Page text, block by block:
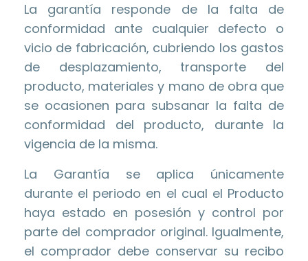
La garantía responde de la falta de
conformidad ante cualquier defecto o
vicio de fabricación, cubriendo los gastos
de desplazamiento, transporte del
producto, materiales y mano de obra que
se ocasionen para subsanar la falta de
conformidad del producto, durante la
vigencia de la misma.
La Garantía se aplica únicamente
durante el periodo en el cual el Producto
haya estado en posesión y control por
parte del comprador original. Igualmente,
el comprador debe conservar su recibo